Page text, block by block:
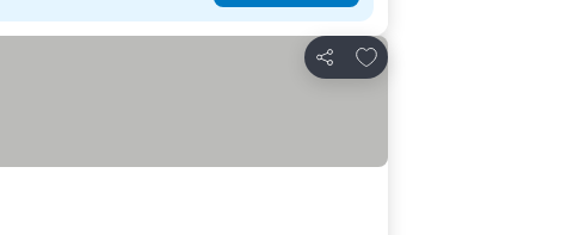
Compartir
Agregar a favoritos